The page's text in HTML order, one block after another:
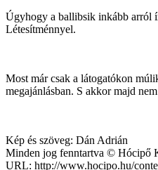
Úgyhogy a ballibsik inkább arról
Létesítménnyel.
Most már csak a látogatókon
megajánlásban. S akkor majd
Kép és szöveg: Dán Adrián
Minden jog fenntartva © Hócipő
URL: http://www.hocipo.hu/